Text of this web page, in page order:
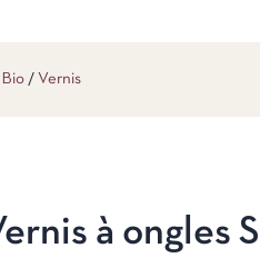
Bio Vernis
à ongles